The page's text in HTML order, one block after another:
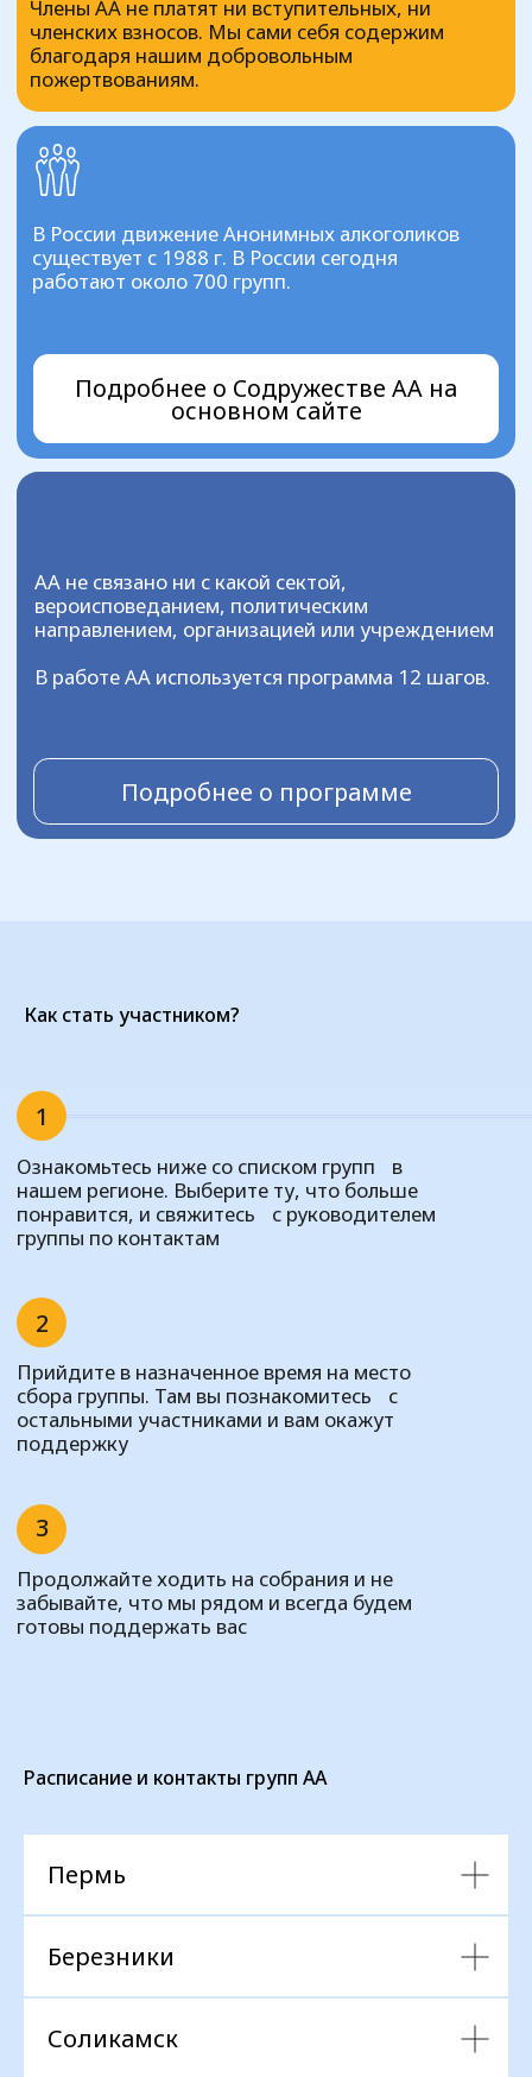
В работе АА используется программа 12 шагов.
Подробнее о программе
Как стать участником?
Ознакомьтесь ниже со списком групп в
нашем регионе. Выберите ту, что больше
понравится, и свяжитесь с руководителем
забывайте, что мы рядом и всегда будем
готовы поддержать вас
2
Расписание и контакты групп АА
Пермь
Березники
Соликамск